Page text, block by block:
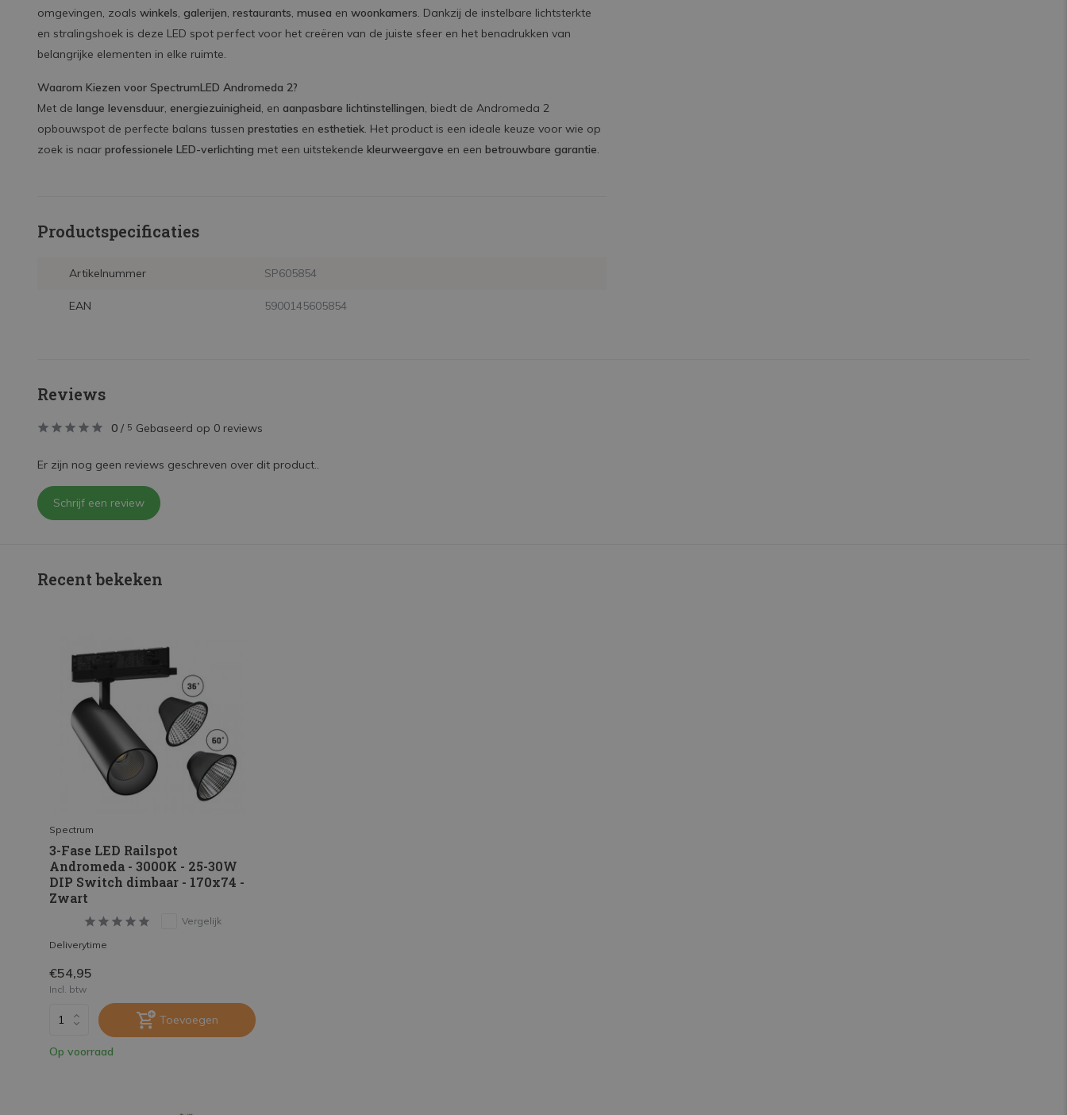
omgevingen, zoals winkels, galerijen, restaurants, musea en woonkamers. Dankzij de instelbare lichtsterkte
en stralingshoek is deze LED spot perfect voor het creëren van de juiste sfeer en het benadrukken van
belangrijke elementen in elke ruimte.
Waarom Kiezen voor SpectrumLED Andromeda 2?
Met de lange levensduur, energiezuinigheid, en aanpasbare lichtinstellingen, biedt de Andromeda 2
opbouwspot de perfecte balans tussen prestaties en esthetiek. Het product is een ideale keuze voor wie op
zoek is naar professionele LED-verlichting met een uitstekende kleurweergave en een betrouwbare garantie.
Productspecificaties
Artikelnummer SP605854
EAN 5900145605854
Reviews
0 / 5 Gebaseerd op 0 reviews
Er zijn nog geen reviews geschreven over dit product..
Schrijf een review
Recent bekeken
Spectrum
3-Fase LED Railspot
Andromeda - 3000K - 25-30W
DIP Switch dimbaar - 170x74 -
Zwart
Vergelijk
Deliverytime
€54,95
Incl. btw
Toevoegen
Op voorraad